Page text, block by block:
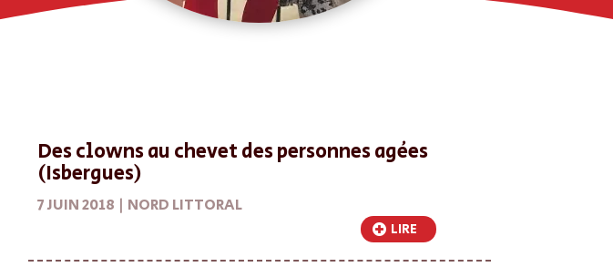
Des clowns au chevet des personnes agées
(Isbergues)
7 JUIN 2018 | NORD LITTORAL
LIRE